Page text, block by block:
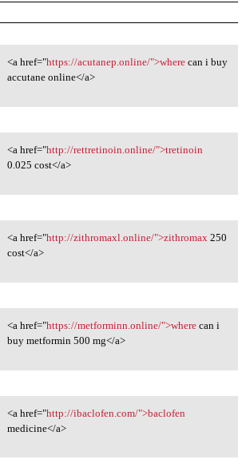
href="https://acutanep
<a href="https://acutanep.online/">wherecan i buy
accutane online</a>
href="http://rettretinoin
<a href="http://rettretinoin.online/">tretinoin
0.025 cost</a>
href="http://zithromaxl
<a href="http://zithromaxl.online/">zithromax250
cost</a>
href="https://metforminn
<a href="https://metforminn.online/">wherecan i
buy metformin 500 mg</a>
href="http://ibaclofen.com
<a href="http://ibaclofen.com/">baclofen
medicine</a>